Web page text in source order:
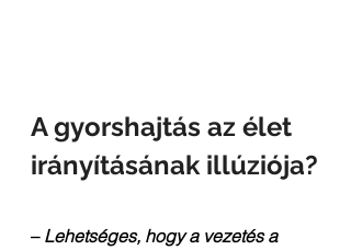
A gyorshajtás az élet
irányításának illúziója?
– Lehetséges, hogy a vezetés a